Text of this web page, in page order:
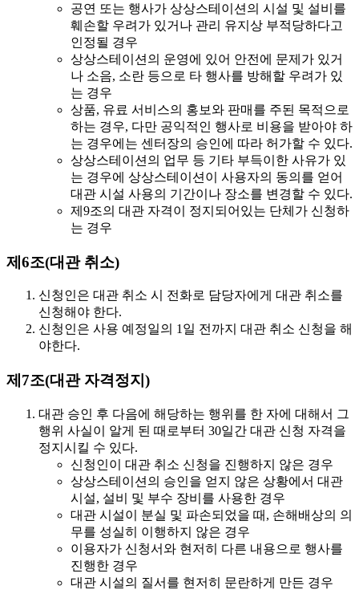
공연 또는 행사가 상상스테이션의 시설 및 설비를
훼손할 우려가 있거나 관리 유지상 부적당하다고
인정될 경우
상상스테이션의 운영에 있어 안전에 문제가 있거
나 소음, 소란 등으로 타 행사를 방해할 우려가 있
는 경우
상품, 유료 서비스의 홍보와 판매를 주된 목적으로
하는 경우, 다만 공익적인 행사로 비용을 받아야 하
는 경우에는 센터장의 승인에 따라 허가할 수 있다.
상상스테이션의 업무 등 기타 부득이한 사유가 있
는 경우에 상상스테이션이 사용자의 동의를 얻어
대관 시설 사용의 기간이나 장소를 변경할 수 있다.
제9조의 대관 자격이 정지되어있는 단체가 신청하
는 경우
제6조(대관 취소)
신청인은 대관 취소 시 전화로 담당자에게 대관 취소를
신청해야 한다.
신청인은 사용 예정일의 1일 전까지 대관 취소 신청을 해
야한다.
제7조(대관 자격정지)
대관 승인 후 다음에 해당하는 행위를 한 자에 대해서 그
행위 사실이 알게 된 때로부터 30일간 대관 신청 자격을
정지 시킬 수 있다.
신청인이 대관 취소 신청을 진행하지 않은 경우
상상스테이션의 승인을 얻지 않은 상황에서 대관
시설, 설비 및 부수 장비를 사용한 경우
대관 시설이 분실 및 파손되었을 때, 손해배상의 의
무를 성실히 이행하지 않은 경우
이용자가 신청서와 현저히 다른 내용으로 행사를
진행한 경우
대관 시설의 질서를 현저히 문란하게 만든 경우